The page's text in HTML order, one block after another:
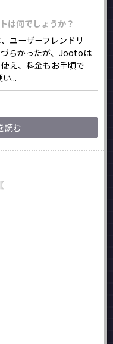
は何でしょうか？
ユーザーフレンドリ
らかったが、Jootoは
え、料金もお手頃で
...
読む